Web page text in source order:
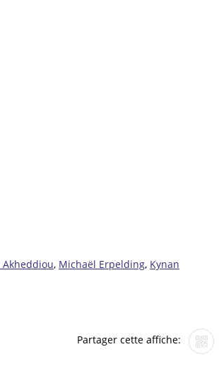
, Michaël Erpelding, Kynan
Partager cette affiche: